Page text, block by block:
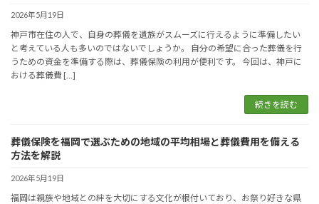
2026年5月19日
神戸市在住の人で、自身の葬儀を遺族がスムーズに行えるように準備したい
と考えている人も多いのではないでしょうか。 自分の希望に合った葬儀を行
うための資金を準備する際は、葬儀保険の利用が便利です。 今回は、神戸に
おける葬儀費 […]
続きを読む
葬儀保険を福岡で選ぶための地域の平均相場と葬儀費用を備える
方法を解説
2026年5月19日
福岡は親族や地域との絆を大切にする文化が根付いており、お祭り好きな県